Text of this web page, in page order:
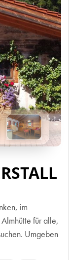
im
für alle,
Umgeben